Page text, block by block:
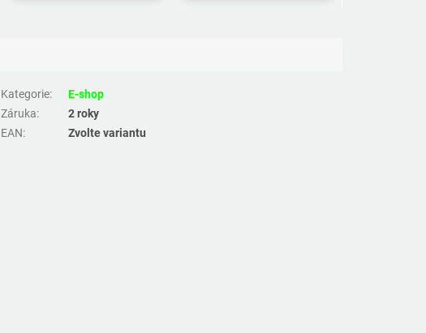
Kategorie:
E-shop
Záruka:
2 roky
EAN: Zvolte variantu